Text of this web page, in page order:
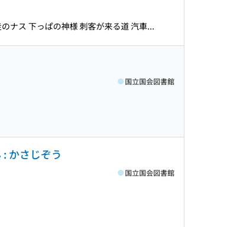
ナス 下っぱの神様 刺客が来る道 汽車...
国立国会図書館
かさじぞう
国立国会図書館